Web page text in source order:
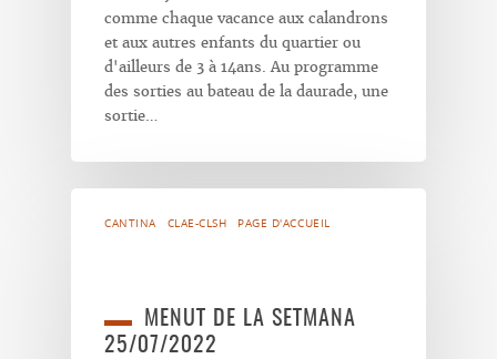
comme chaque vacance aux calandrons
et aux autres enfants du quartier ou
d'ailleurs de 3 à 14ans. Au programme
des sorties au bateau de la daurade, une
sortie…
CANTINA CLAE-CLSH PAGE D'ACCUEIL
MENUT DE LA SETMANA
25/07/2022